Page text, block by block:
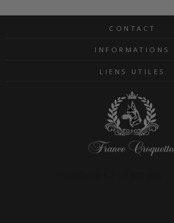
CONTACT
INFORMATIONS
LIENS UTILES